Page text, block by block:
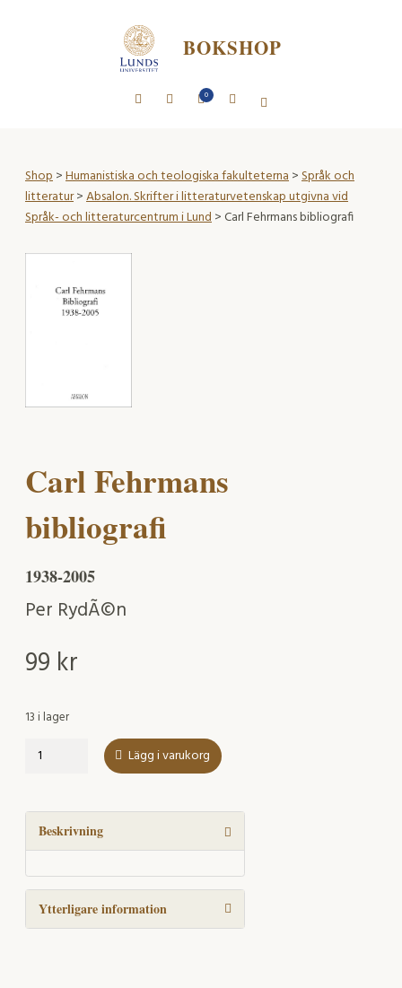
BOKSHOP
0
Shop>Humanistiska och teologiska fakulteterna>Språk och
litteratur>Absalon. Skrifter i litteraturvetenskap utgivna vid
Språk- och litteraturcentrum i Lund> Carl Fehrmans bibliografi
Carl Fehrmans
bibliografi
1938-2005
Per RydÃ©n
99 kr
13 i lager
Carl
mängd
Lägg i varukorg
Beskrivning
Ytterligare information